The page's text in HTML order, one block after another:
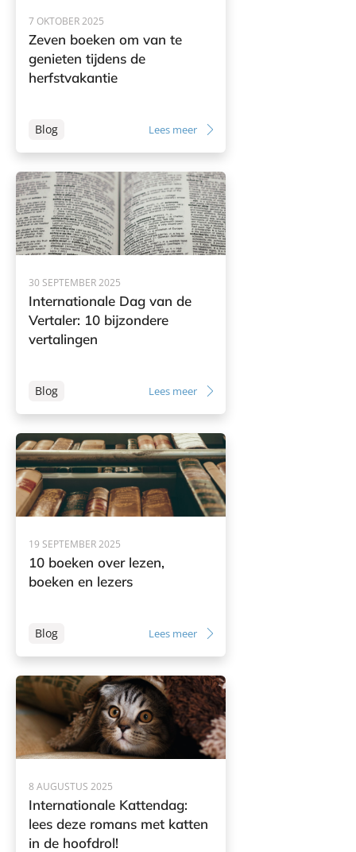
7 OKTOBER 2025
Zeven boeken om van te
genieten tijdens de
herfstvakantie
Blog Lees meer
30 SEPTEMBER 2025
Internationale Dag van de
Vertaler: 10 bijzondere
vertalingen
Blog Lees meer
19 SEPTEMBER 2025
10 boeken over lezen,
boeken en lezers
Blog Lees meer
8 AUGUSTUS 2025
Internationale Kattendag:
lees deze romans met katten
in de hoofdrol!